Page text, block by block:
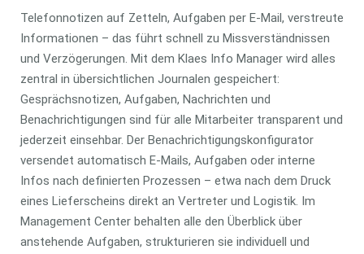
Telefonnotizen auf Zetteln, Aufgaben per E-Mail, verstreute
Informationen – das führt schnell zu Missverständnissen
und Verzögerungen. Mit dem Klaes Info Manager wird alles
zentral in übersichtlichen Journalen gespeichert:
Gesprächsnotizen, Aufgaben, Nachrichten und
Benachrichtigungen sind für alle Mitarbeiter transparent und
jederzeit einsehbar. Der Benachrichtigungskonfigurator
versendet automatisch E-Mails, Aufgaben oder interne
Infos nach definierten Prozessen – etwa nach dem Druck
eines Lieferscheins direkt an Vertreter und Logistik. Im
Management Center behalten alle den Überblick über
anstehende Aufgaben, strukturieren sie individuell und